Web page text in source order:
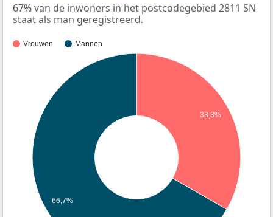
67% van de inwoners in het postcodegebied 2811 SN
staat als man geregistreerd.
Vrouwen Mannen
33,3%
66,7%